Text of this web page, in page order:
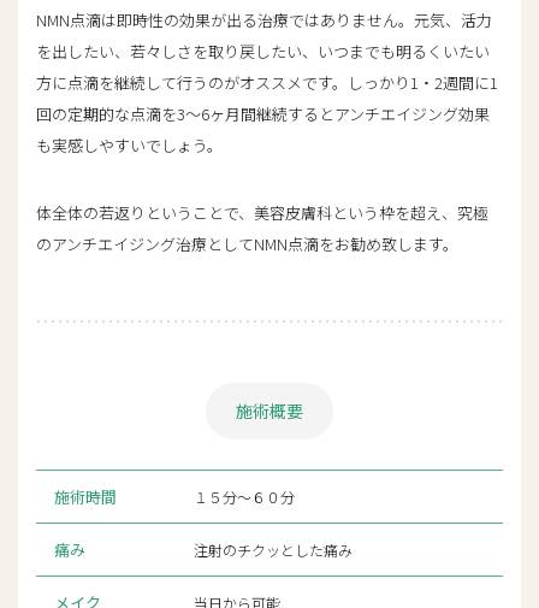
NMN点滴は即時性の効果が出る治療ではありません。元気、活力
を出したい、若々しさを取り戻したい、いつまでも明るくいたい
方に点滴を継続して行うのがオススメです。しっかり1・2週間に1
回の定期的な点滴を3〜6ヶ月間継続するとアンチエイジング効果
も実感しやすいでしょう。
体全体の若返りということで、美容皮膚科という枠を超え、究極
のアンチエイジング治療としてNMN点滴をお勧め致します。
施術概要
施術時間 １５分～６０分
痛み 注射のチクッとした痛み
メイク 当日から可能